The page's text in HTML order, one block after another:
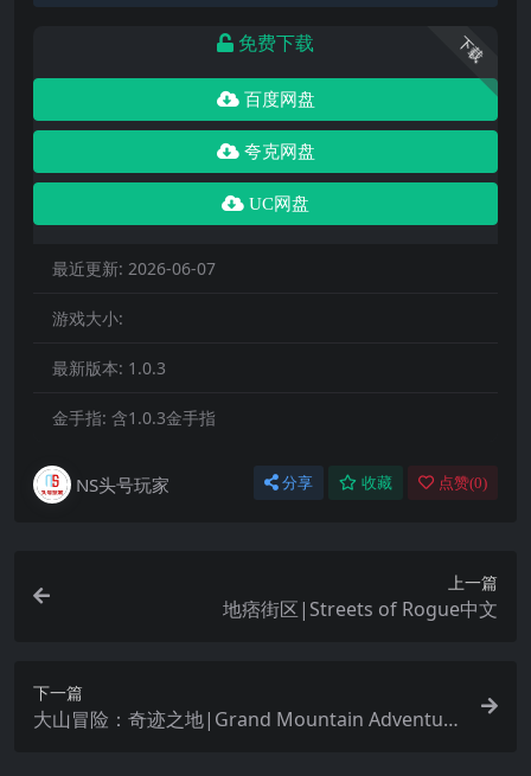
下载
免费下载
百度网盘
夸克网盘
UC网盘
最近更新: 2026-06-07
游戏大小:
最新版本: 1.0.3
金手指: 含1.0.3金手指
NS头号玩家 分享 收藏 点赞(0)
上一篇
地痞街区|Streets of Rogue中文
下一篇
大山冒险：奇迹之地|Grand Mountain Adventur